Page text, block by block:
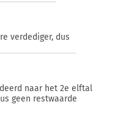
verdediger, dus
naar het 2e elftal
geen restwaarde